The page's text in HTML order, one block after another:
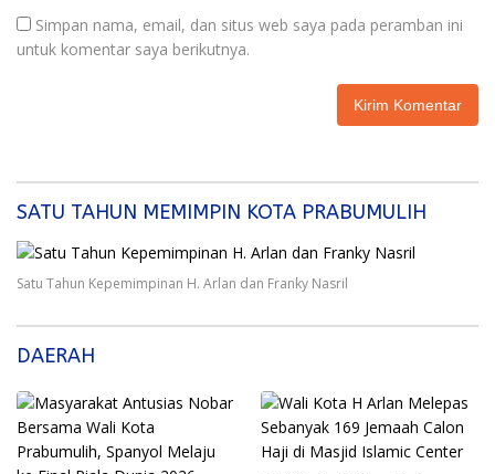
Simpan nama, email, dan situs web saya pada peramban ini
untuk komentar saya berikutnya.
SATU TAHUN MEMIMPIN KOTA PRABUMULIH
Satu Tahun Kepemimpinan H. Arlan dan Franky Nasril
DAERAH